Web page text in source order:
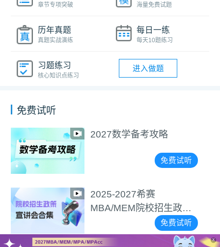
章节专项突破 海量免费试题
历年真题
真题实战演练
每日一练
每天10题练习
习题练习
核心知识点练习
进入做题
免费试听
2027数学备考攻略
免费试听
2025-2027希赛
MBA/MEM院校招生政策
免费试听
X